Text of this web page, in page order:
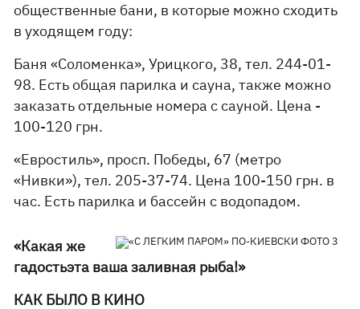
общественные бани, в которые можно сходить
в уходящем году:
Баня «Соломенка», Урицкого, 38, тел. 244-01-
98. Есть общая парилка и сауна, также можно
заказать отдельные номера с сауной. Цена -
100-120 грн.
«Евростиль», просп. Победы, 67 (метро
«Нивки»), тел. 205-37-74. Цена 100-150 грн. в
час. Есть парилка и бассейн с водопадом.
«Какая же
гадостьэта ваша заливная рыба!»
КАК БЫЛО В КИНО